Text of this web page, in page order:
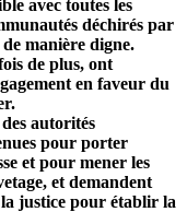
avec toutes les
déchirés par
manière digne.
de plus, ont
en faveur du
autorités
pour porter
et pour mener les
et demandent
justice pour établir la